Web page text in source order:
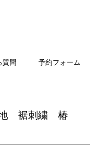
質問 予約フォーム
地 裾刺繍 椿